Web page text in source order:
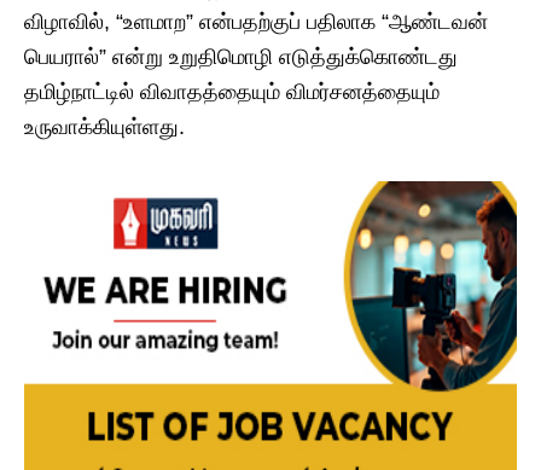
விழாவில், “உளமாற” என்பதற்குப் பதிலாக “ஆண்டவன்
பெயரால்” என்று உறுதிமொழி எடுத்துக்கொண்டது
தமிழ்நாட்டில் விவாதத்தையும் விமர்சனத்தையும்
உருவாக்கியுள்ளது.